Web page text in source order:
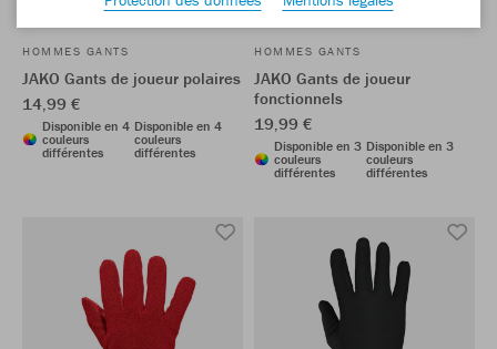
HOMMES GANTS
JAKO Gants de joueur polaires
14,99 €
Disponible en 4
couleurs
différentes
Disponible en 4
couleurs
différentes
HOMMES GANTS
JAKO Gants de joueur
fonctionnels
19,99 €
Disponible en 3
couleurs
différentes
Disponible en 3
couleurs
différentes